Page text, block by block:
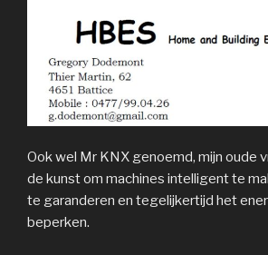
Ook wel Mr KNX genoemd, mijn oude
de kunst om machines intelligent te
te garanderen en tegelijkertijd het
beperken.